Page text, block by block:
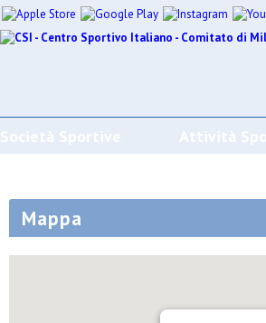
Società Sportive Attività
Mappa